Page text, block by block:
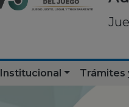
Institucional Trámites